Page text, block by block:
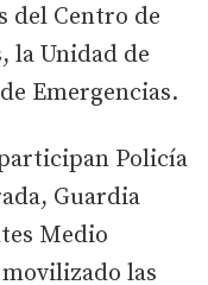
del Centro de
la Unidad de
Emergencias.
Policía
Guardia
Medio
las